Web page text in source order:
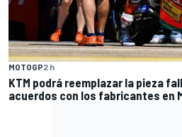
MOTOGP2 h
KTM podrá reemplazar la pieza
acuerdos con los fabricantes en